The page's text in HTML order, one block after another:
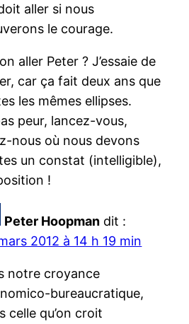
aller si nous
le courage.
aller Peter ? J’essaie de
car ça fait deux ans que
les mêmes ellipses.
peur, lancez-vous,
nous où nous devons
un constat (intelligible),
!
Peter Hoopman dit :
2012 à 14 h 19 min
notre croyance
bureaucratique,
celle qu’on croit